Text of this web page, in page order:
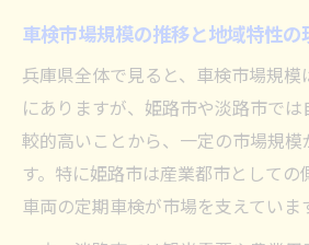
今後の車検に求められる対応と
新検査制度が車検現場に
車検現場が今後求められ
ト
IT化推進による車検サービ
車検市場規模の推移と地域特性の
兵庫県全体で見ると、車検市場規
にありますが、姫路市や淡路市で
較的高いことから、一定の市場規模
す。特に姫路市は産業都市としての
車両の定期車検が市場を支えていま